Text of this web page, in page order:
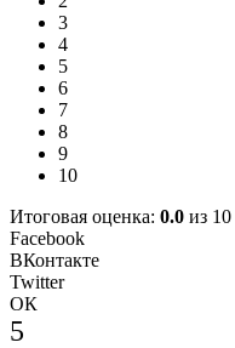
3
4
5
6
7
8
9
10
Итоговая оценка: 0.0 из 10
Facebook
ВКонтакте
Twitter
ОК
5